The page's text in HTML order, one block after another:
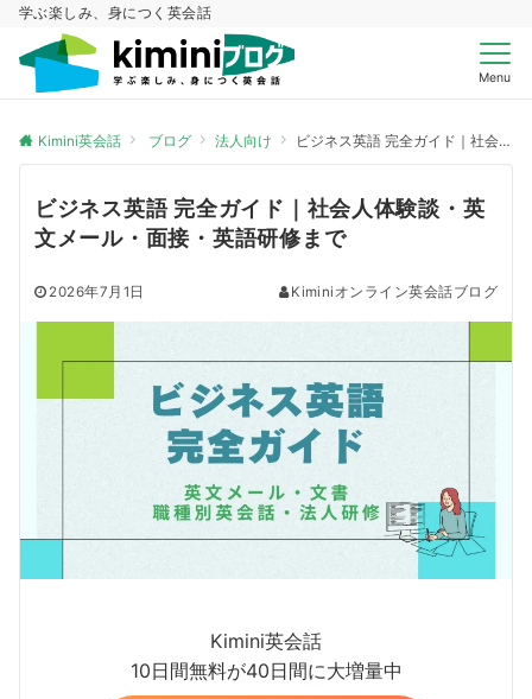
学ぶ楽しみ、身につく英会話
Menu
Kimini英会話 ブログ 法人向け ビジネス英語 完全ガイド｜社会人体験談・英文メール・面接・英語研修まで
ビジネス英語 完全ガイド｜社会人体験談・英
文メール・面接・英語研修まで
2026年7月1日 Kiminiオンライン英会話ブログ
Kimini英会話
10日間無料が40日間に大増量中